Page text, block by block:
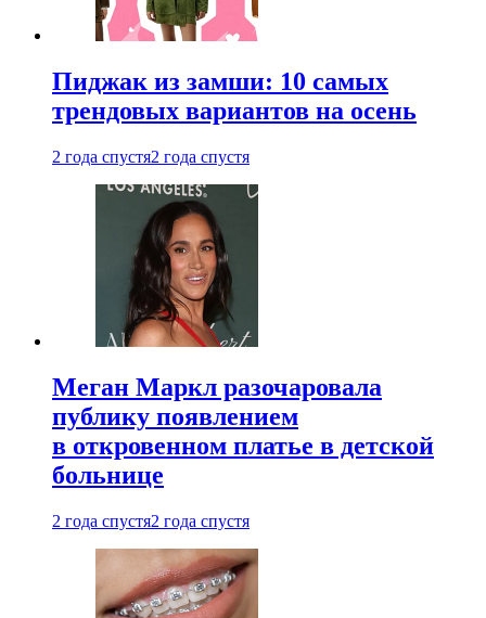
Пиджак из замши: 10 самых
трендовых вариантов на осень
2 года спустя2 года спустя
Меган Маркл разочаровала
публику появлением
в откровенном платье в детской
больнице
2 года спустя2 года спустя